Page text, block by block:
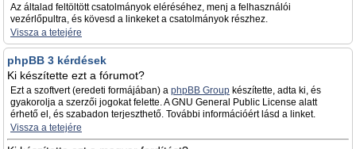
Az általad feltöltött csatolmányok eléréséhez, menj a felhasználói
vezérlőpultra, és kövesd a linkeket a csatolmányok részhez.
Vissza a tetejére
phpBB 3 kérdések
Ki készítette ezt a fórumot?
Ezt a szoftvert (eredeti formájában) a phpBB Group készítette, adta ki, és
gyakorolja a szerzői jogokat felette. A GNU General Public License alatt
érhető el, és szabadon terjeszthető. További információért lásd a linket.
Vissza a tetejére